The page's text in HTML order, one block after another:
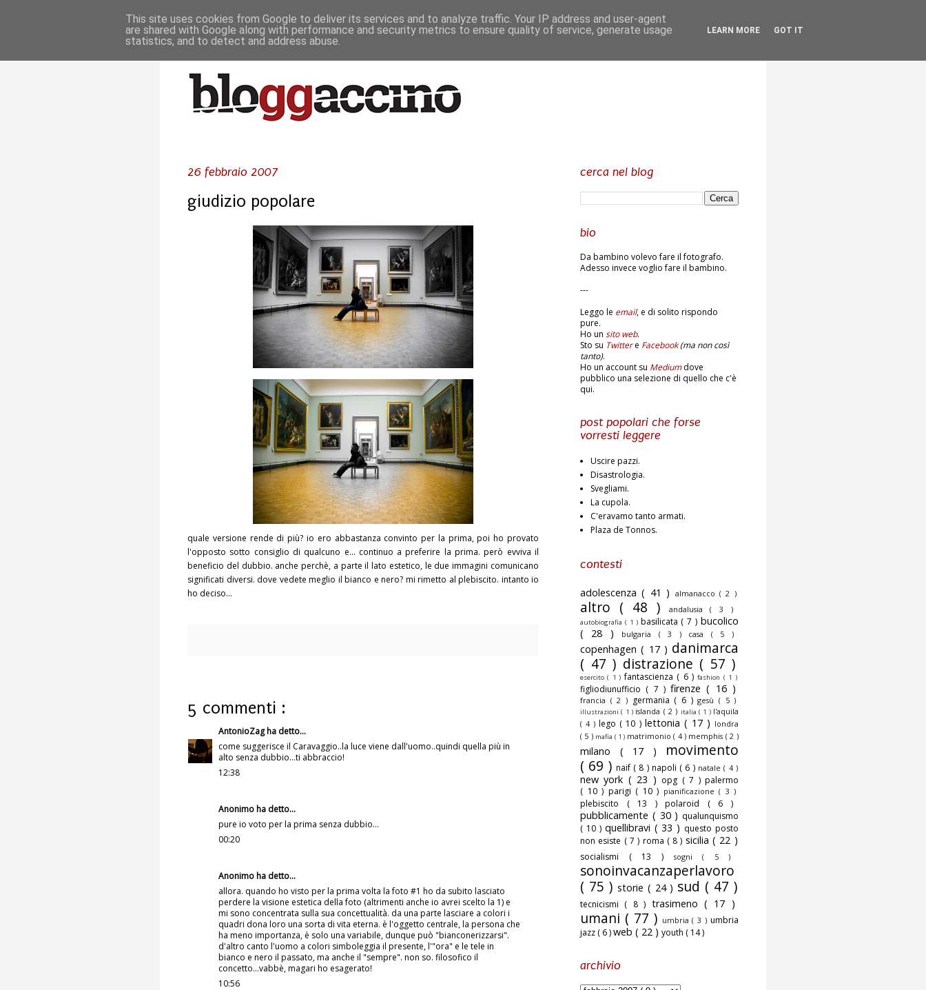
26 febbraio 2007
giudizio popolare
quale versione rende di più? io ero abbastanza convinto per la prima, poi ho provato
l'opposto sotto consiglio di qualcuno e... continuo a preferire la prima. però evviva il
beneficio del dubbio. anche perchè, a parte il lato estetico, le due immagini comunicano
significati diversi. dove vedete meglio il bianco e nero? mi rimetto al plebiscito. intanto io
ho deciso...
5 commenti :
AntonioZagha detto...
come suggerisce il Caravaggio..la luce viene dall'uomo..quindi quella più in
alto senza dubbio...ti abbraccio!
12:38
Anonimo ha detto...
pure io voto per la prima senza dubbio...
00:20
Anonimo ha detto...
allora. quando ho visto per la prima volta la foto #1 ho da subito lasciato
perdere la visione estetica della foto (altrimenti anche io avrei scelto la 1) e
mi sono concentrata sulla sua concettualità. da una parte lasciare a colori i
quadri dona loro una sorta di vita eterna. è l'oggetto centrale, la persona che
ha meno importanza, è solo una variabile, dunque può "bianconerizzarsi".
d'altro canto l'uomo a colori simboleggia il presente, l'"ora" e le tele in
bianco e nero il passato, ma anche il "sempre". non so. filosofico il
concetto...vabbè, magari ho esagerato!
10:56
cerca nel blog
bio
Da bambino volevo fare il fotografo.
Adesso invece voglio fare il bambino.
---
Leggo le email, e di solito rispondo
pure.
Ho un sito web.
Sto su Twitter e Facebook(ma non così
tanto).
Ho un account su Mediumdove
pubblico una selezione di quello che c'è
qui.
post popolari che forse
vorresti leggere
Uscire pazzi.
Disastrologia.
Svegliami.
La cupola.
C'eravamo tanto armati.
Plaza de Tonnos.
contesti
adolescenza( 41 ) almanacco ( 2 )
altro ( 48 ) andalusia( 3 )
autobiografia ( 1 ) basilicata ( 7 ) bucolico
( 28 )
bulgaria ( 3 ) casa ( 5 )
copenhagen( 17 ) danimarca
( 47 ) distrazione ( 57 )
esercito( 1 )fantascienza ( 6 )fashion ( 1 )
figliodiunufficio ( 7 ) firenze( 16 )
francia ( 2 ) germania ( 6 )gesù( 5 )
illustrazioni( 1 ) islanda ( 2 ) italia( 1 ) l'aquila
( 4 ) lego ( 10 ) lettonia ( 17 ) londra
( 5 ) mafia ( 1 ) matrimonio( 4 ) memphis ( 2 )
milano ( 17 )
movimento
( 69 ) naif ( 8 ) napoli ( 6 ) natale( 4 )
new york ( 23 ) opg ( 7 )palermo
( 10 ) parigi ( 10 ) pianificazione( 3 )
plebiscito ( 13 ) polaroid ( 6 )
pubblicamente ( 30 ) qualunquismo
( 10 ) quellibravi ( 33 ) questo posto
non esiste ( 7 ) roma ( 8 ) sicilia( 22 )
socialismi ( 13 ) sogni( 5 )
sonoinvacanzaperlavoro
( 75 ) storie ( 24 ) sud ( 47 )
tecnicismi ( 8 ) trasimeno ( 17 )
umani ( 77 ) umbria( 3 ) umbria
jazz ( 6 )web ( 22 ) youth ( 14 )
archivio
This site uses cookies from Google to deliver its services and to analyze traffic. Your IP address and user-agent
are shared with Google along with performance and security metrics to ensure quality of service, generate usage
statistics, and to detect and address abuse.
LEARN MORE GOT IT